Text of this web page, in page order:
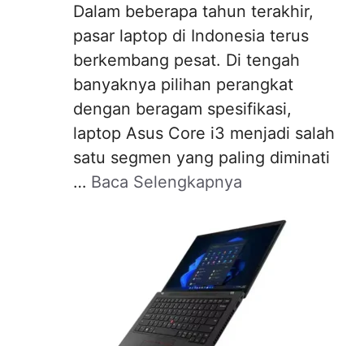
Dalam beberapa tahun terakhir,
pasar laptop di Indonesia terus
berkembang pesat. Di tengah
banyaknya pilihan perangkat
dengan beragam spesifikasi,
laptop Asus Core i3 menjadi salah
satu segmen yang paling diminati
… Baca Selengkapnya